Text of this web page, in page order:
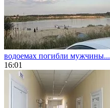
водоемах погибли мужчины...
16:01